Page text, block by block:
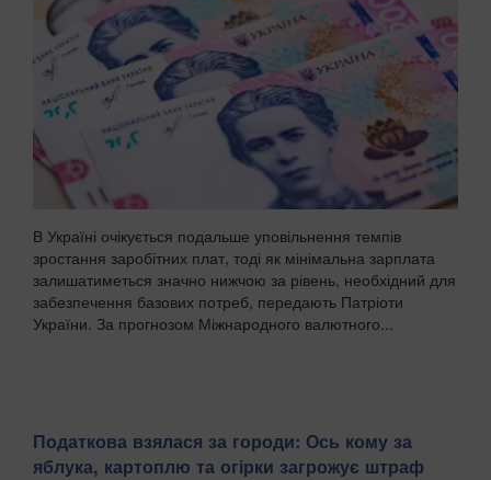
В Україні очікується подальше уповільнення темпів
зростання заробітних плат, тоді як мінімальна зарплата
залишатиметься значно нижчою за рівень, необхідний для
забезпечення базових потреб, передають Патріоти
України. За прогнозом Міжнародного валютного...
Податкова взялася за городи: Ось кому за
яблука, картоплю та огірки загрожує штраф